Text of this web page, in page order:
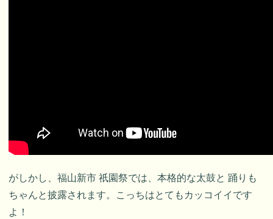
がしかし、福山新市 祇園祭では、本格的な太鼓と 踊りも
ちゃんと披露されます。こっちはとてもカッコイイです
よ！